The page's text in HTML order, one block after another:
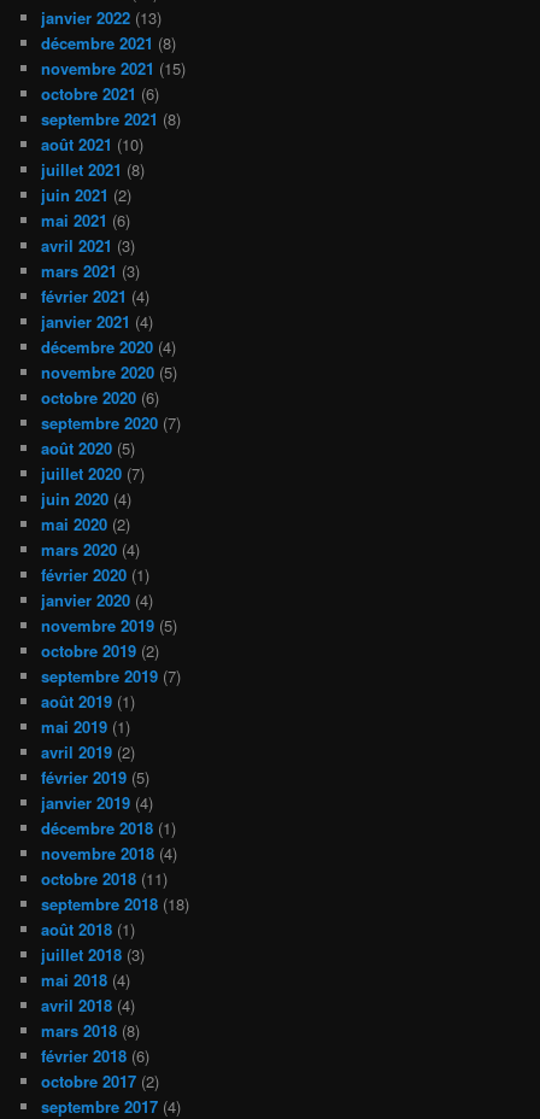
janvier 2022 (13)
décembre 2021 (8)
novembre 2021 (15)
octobre 2021 (6)
septembre 2021 (8)
août 2021 (10)
juillet 2021 (8)
juin 2021 (2)
mai 2021 (6)
avril 2021 (3)
mars 2021 (3)
février 2021 (4)
janvier 2021 (4)
décembre 2020 (4)
novembre 2020 (5)
octobre 2020 (6)
septembre 2020 (7)
août 2020 (5)
juillet 2020 (7)
juin 2020 (4)
mai 2020 (2)
mars 2020 (4)
février 2020 (1)
janvier 2020 (4)
novembre 2019 (5)
octobre 2019 (2)
septembre 2019 (7)
août 2019 (1)
mai 2019 (1)
avril 2019 (2)
février 2019 (5)
janvier 2019 (4)
décembre 2018 (1)
novembre 2018 (4)
octobre 2018 (11)
septembre 2018 (18)
août 2018 (1)
juillet 2018 (3)
mai 2018 (4)
avril 2018 (4)
mars 2018 (8)
février 2018 (6)
octobre 2017 (2)
septembre 2017 (4)